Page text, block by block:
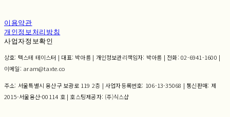
이용약관
개인정보처리방침
사업자정보확인
상호: 텍스테 테이스터 | 대표: 박아름 | 개인정보관리책임자: 박아름 | 전화: 02-6941-1600 |
이메일: aram@taxte.co
주소: 서울특별시 용산구 보광로 119 2층 | 사업자등록번호: 106-13-35068 | 통신판매: 제
2015-서울용산-00114 호| 호스팅제공자: (주)식스샵